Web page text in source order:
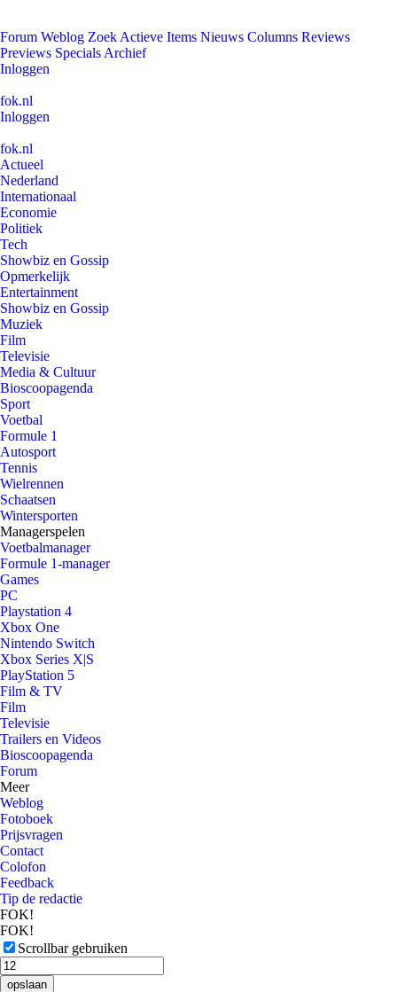
Forum Weblog Zoek Actieve Items Nieuws Columns Reviews
Previews Specials Archief
Inloggen
fok.nl
Inloggen
fok.nl
Actueel
Nederland
Internationaal
Economie
Politiek
Tech
Showbiz en Gossip
Opmerkelijk
Entertainment
Showbiz en Gossip
Muziek
Film
Televisie
Media & Cultuur
Bioscoopagenda
Sport
Voetbal
Formule 1
Autosport
Tennis
Wielrennen
Schaatsen
Wintersporten
Managerspelen
Voetbalmanager
Formule 1-manager
Games
PC
Playstation 4
Xbox One
Nintendo Switch
Xbox Series X|S
PlayStation 5
Film & TV
Film
Televisie
Trailers en Videos
Bioscoopagenda
Forum
Meer
Weblog
Fotoboek
Prijsvragen
Contact
Colofon
Feedback
Tip de redactie
FOK!
FOK!
Scrollbar gebruiken
opslaan